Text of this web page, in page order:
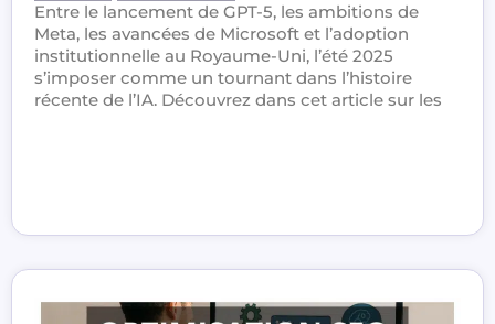
Entre le lancement de GPT-5, les ambitions de
Meta, les avancées de Microsoft et l’adoption
institutionnelle au Royaume-Uni, l’été 2025
s’imposer comme un tournant dans l’histoire
récente de l’IA. Découvrez dans cet article sur les